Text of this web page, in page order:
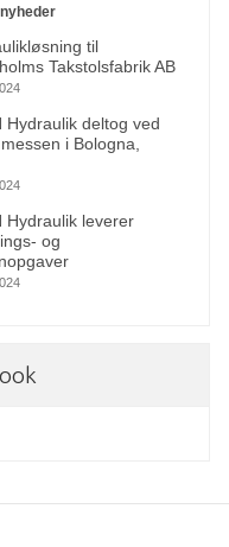
til
Takstolsfabrik AB
Hydraulik deltog ved
i Bologna,
Hydraulik leverer
og